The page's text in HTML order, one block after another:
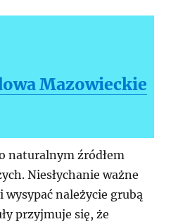
Mazowieckie
naturalnym źródłem
Niesłychanie ważne
należycie grubą
przyjmuje się, że